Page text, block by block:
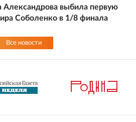
Александрова выбила первую
Соболенко в 1/8 финала
Все новости